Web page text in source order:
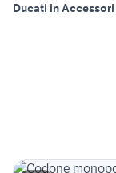
Ducati in